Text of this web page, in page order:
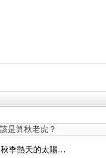
是算秋老虎？
秋季熱天的太陽…